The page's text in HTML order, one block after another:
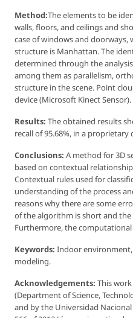
Method:The elements to be
walls, floors, and ceilings and
case of windows and
structure is Manhattan. The
determined through the
among them as parallelism,
structure in the scene. Point
device (Microsoft Kinect Sensor).
Results: The obtained results
recall of 95.68%, in a proprietary
Conclusions: A method for 3D
based on contextual
Contextual rules used for
understanding of the process
reasons why there are some
of the algorithm is short and the
Furthermore, the
Keywords: Indoor
modeling.
Acknowledgements: This
(Department of Science,
and by the Universidad